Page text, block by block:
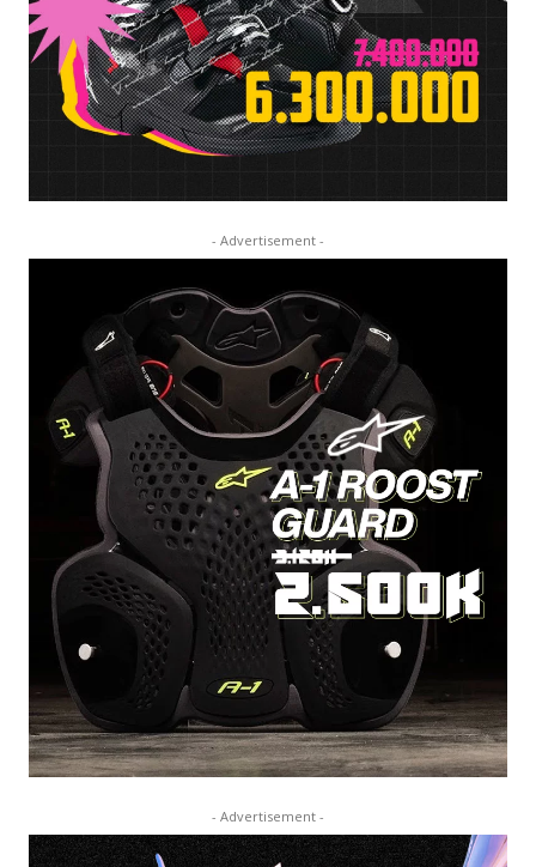
- Advertisement -
- Advertisement -